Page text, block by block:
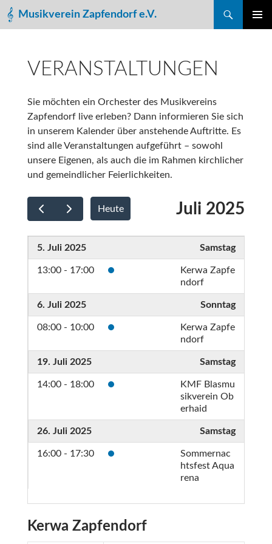
Musikverein Zapfendorf e.V.
Suchen
ZUM
VER­AN­STAL­TUNGEN
Sie möchten ein Orchester des Musikvereins
Zapfendorf live erleben? Dann informieren Sie sich
in unserem Kalender über anstehende Auftritte. Es
sind alle Veranstaltungen aufgeführt – sowohl
unsere Eigenen, als auch die im Rahmen kirchlicher
und gemeindlicher Feierlichkeiten.
Heute Juli 2025
5. Juli 2025 Samstag
13:00 - 17:00
Kerwa Zapfe
ndorf
6. Juli 2025 Sonntag
08:00 - 10:00
Kerwa Zapfe
ndorf
19. Juli 2025 Samstag
14:00 - 18:00
KMF Blasmu
sikverein Ob
erhaid
26. Juli 2025 Samstag
16:00 - 17:30
Sommernac
htsfest Aqua
rena
Kerwa Zapfendorf